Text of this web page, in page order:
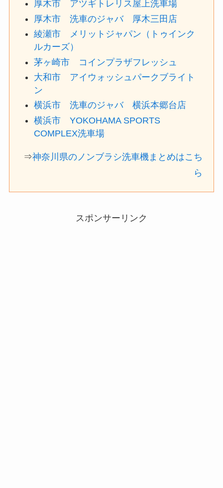
厚木市 アツギトレリス屋上洗車場
厚木市 洗車のジャバ 厚木三田店
綾瀬市 メリットジャパン（トゥインク
ルカーズ）
茅ヶ崎市 コインプラザフレッシュ
大和市 アイウォッシュパークブライト
ン
横浜市 洗車のジャバ 横浜本郷台店
横浜市 YOKOHAMA SPORTS
COMPLEX洗車場
⇒神奈川県のノンブラシ洗車機まとめはこち
ら
スポンサーリンク